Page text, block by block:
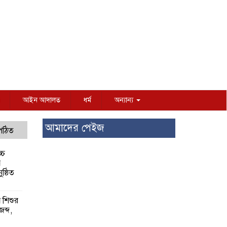
আইন আদালত ধর্ম অন্যান্য
শিশুর
আমাদের পেইজ